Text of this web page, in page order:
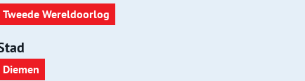
Tweede Wereldoorlog
Diemen